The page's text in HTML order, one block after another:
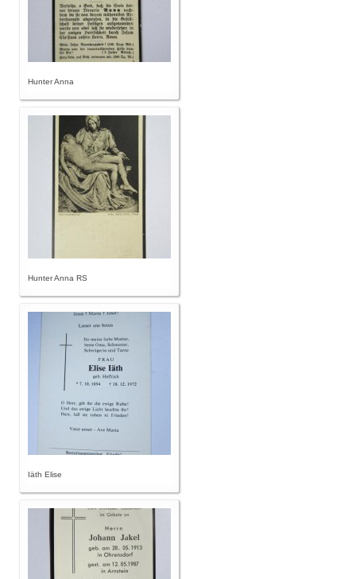
Hunter Anna
Hunter Anna RS
Iäth Elise